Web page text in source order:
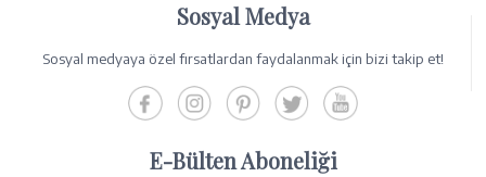
Sosyal Medya
Sosyal medyaya özel fırsatlardan faydalanmak için bizi takip et!
E-Bülten Aboneliği